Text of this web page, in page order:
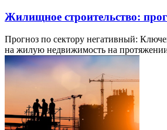
Жилищное строительство:
Прогноз по сектору негативный:
на жилую недвижимость на